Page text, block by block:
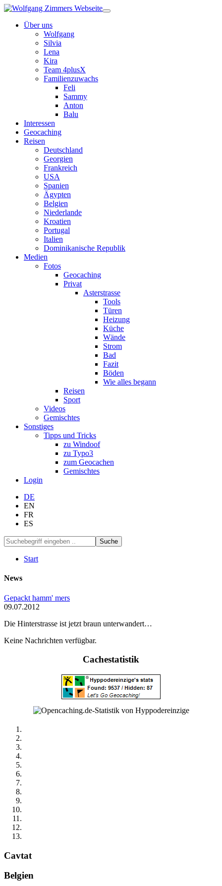
Über uns
Wolfgang
Silvia
Lena
Kira
Team 4plusX
Familienzuwachs
Feli
Sammy
Anton
Balu
Interessen
Geocaching
Reisen
Deutschland
Georgien
Frankreich
USA
Spanien
Ägypten
Belgien
Niederlande
Kroatien
Portugal
Italien
Dominikanische Republik
Medien
Fotos
Geocaching
Privat
Asterstrasse
Tools
Türen
Heizung
Küche
Wände
Strom
Bad
Fazit
Böden
Wie alles begann
Reisen
Sport
Videos
Gemischtes
Sonstiges
Tipps und Tricks
zu Windoof
zu Typo3
zum Geocachen
Gemischtes
Login
DE
EN
FR
ES
Suche
Start
News
Gepackt hamm' mers
09.07.2012
Die Hinterstrasse ist jetzt braun unterwandert…
Keine Nachrichten verfügbar.
Cachestatistik
Cavtat
Belgien